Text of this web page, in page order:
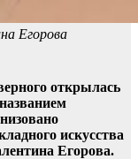
Егорова
открылась
искусства
Егорова.